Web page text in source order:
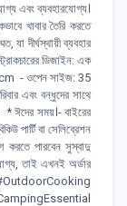
এবং ব্যবহারযোগ্য।
খাবার তৈরি করতে
যা দীর্ঘস্থায়ী ব্যবহার
ডিজাইন: এক
- ওপেন সাইজ: 35
এবং বন্ধুদের সাথে
* ঈদের সময়।- বাইরের
পার্টি বা সেলিব্রেশন
করতে পারবেন সুস্বাদু
তাই এখনই অর্ডার